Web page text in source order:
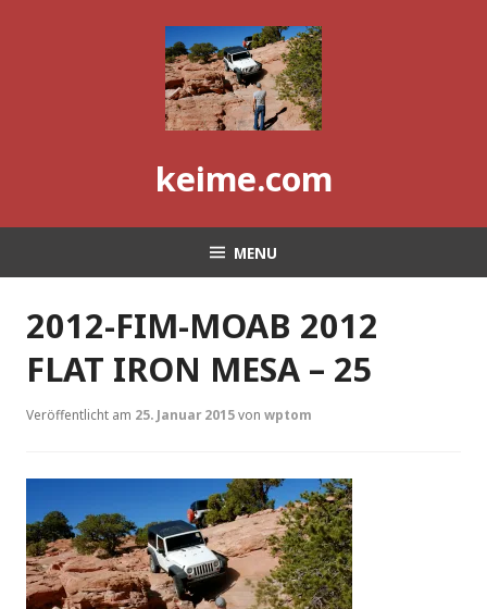
keime.com
MENU
2012-FIM-MOAB 2012
FLAT IRON MESA – 25
Veröffentlicht am 25. Januar 2015von wptom